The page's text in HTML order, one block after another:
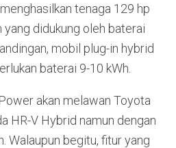
tenaga 129 hp
didukung oleh baterai
mobil plug-in hybrid
baterai 9-10 kWh.
akan melawan Toyota
HR-V Hybrid namun dengan
Walaupun begitu, fitur yang